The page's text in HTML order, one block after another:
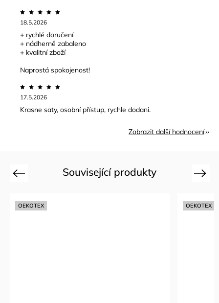
18.5.2026
+ rychlé doručení
+ nádherně zabaleno
+ kvalitní zboží
Naprostá spokojenost!
17.5.2026
Krasne saty, osobní přístup, rychle dodani.
Zobrazit další hodnocení
Související produkty
Previous
OEKOTEX OEKOTEX
Next